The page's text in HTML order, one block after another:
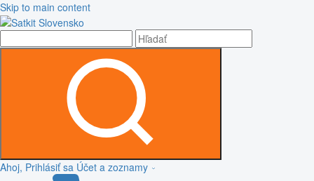
Skip to main content
Ahoj, Prihlásiť sa Účet a zoznamy